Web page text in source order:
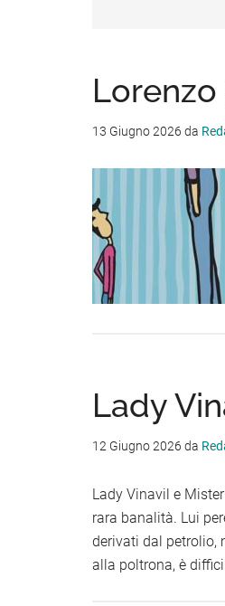
13 Giugno 2026 da
Lady
12 Giugno 2026 da
Lady Vinavil e
rara banalità. Lui
derivati dal petrolio,
alla poltrona, è